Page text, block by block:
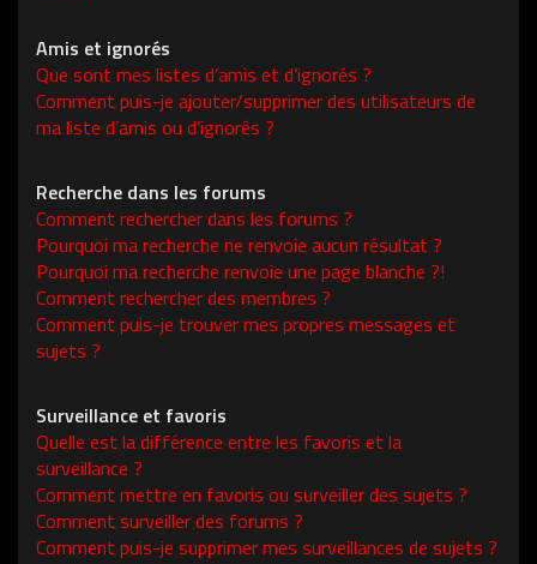
Amis et ignorés
Que sont mes listes d’amis et d’ignorés ?
Comment puis-je ajouter/supprimer des utilisateurs de
ma liste d’amis ou d’ignorés ?
Recherche dans les forums
Comment rechercher dans les forums ?
Pourquoi ma recherche ne renvoie aucun résultat ?
Pourquoi ma recherche renvoie une page blanche ?!
Comment rechercher des membres ?
Comment puis-je trouver mes propres messages et
sujets ?
Surveillance et favoris
Quelle est la différence entre les favoris et la
surveillance ?
Comment mettre en favoris ou surveiller des sujets ?
Comment surveiller des forums ?
Comment puis-je supprimer mes surveillances de sujets ?